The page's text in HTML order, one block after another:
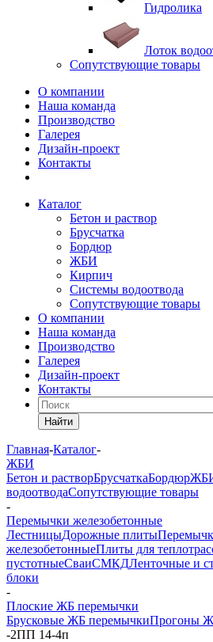
Гидролика
Лоток
Сопутствующие товары
О компании
Наша команда
Производство
Галерея
Дизайн-проект
Контакты
Каталог
Бетон и раствор
Брусчатка
Бордюр
ЖБИ
Кирпич
Системы водоотвода
Сопутствующие товары
О компании
Наша команда
Производство
Галерея
Дизайн-проект
Контакты
Найти
Главная-Каталог-
ЖБИ
Бетон и растворБрусчаткаБордюр
водоотводаСопутствующие товары
-
Перемычки железобетонные
ЛестницыДорожные плиты
железобетонныеПлиты для
пустотныеСваиСМКДЛенточные и
блоки
-
Плоские ЖБ перемычки
Брусковые ЖБ перемычкиПрогоны
-2ПП 14-4п